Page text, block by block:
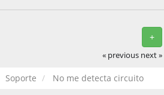
+
« previous next »
Soporte No me detecta circuito